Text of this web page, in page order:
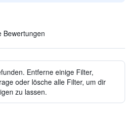
Bewertungen
Entferne einige Filter,
oder lösche alle Filter, um dir
zu lassen.